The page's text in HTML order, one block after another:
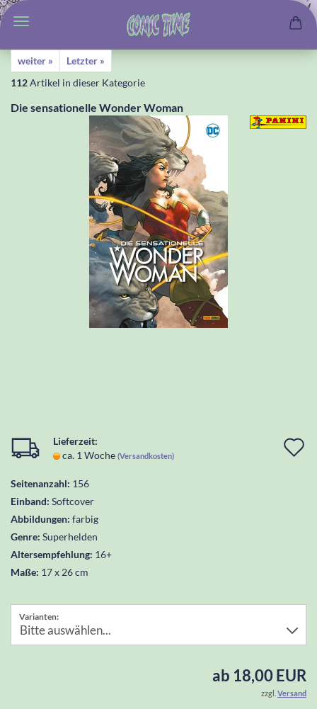
weiter »
Letzter »
112Artikel in dieser Kategorie
Die sensationelle Wonder Woman
Lieferzeit:
ca. 1 Woche (Versandkosten)
Seitenanzahl: 156
Einband: Softcover
Abbildungen: farbig
Genre: Superhelden
Altersempfehlung: 16+
Maße: 17 x 26 cm
Varianten:
ab 18,00 EUR
zzgl. Versand